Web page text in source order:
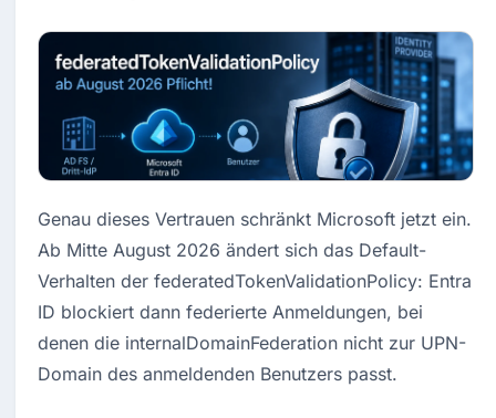
Genau dieses Vertrauen schränkt Microsoft jetzt ein.
Ab Mitte August 2026 ändert sich das Default-
Verhalten der federatedTokenValidationPolicy: Entra
ID blockiert dann federierte Anmeldungen, bei
denen die internalDomainFederation nicht zur UPN-
Domain des anmeldenden Benutzers passt.